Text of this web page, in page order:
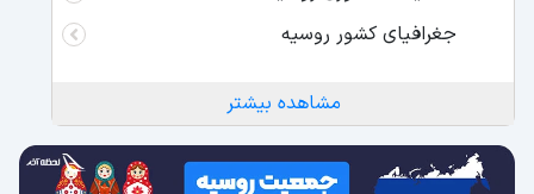
جغرافیای کشور روسیه
مشاهده بیشتر